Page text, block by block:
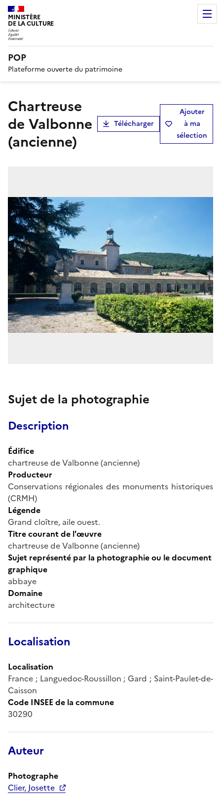
MINISTÈRE
DE LA CULTURE
POP
Plateforme ouverte du patrimoine
chartreuse
de Valbonne
(ancienne)
Télécharger
Ajouter
à ma
sélection
Sujet de la photographie
Description
Édifice
chartreuse de Valbonne (ancienne)
Producteur
Conservations régionales des monuments historiques
(CRMH)
Légende
Grand cloître, aile ouest.
Titre courant de l'œuvre
chartreuse de Valbonne (ancienne)
Sujet représenté par la photographie ou le document
graphique
abbaye
Domaine
architecture
Localisation
Localisation
France ; Languedoc-Roussillon ; Gard ; Saint-Paulet-de-
Caisson
Code INSEE de la commune
30290
Auteur
Photographe
Clier, Josette